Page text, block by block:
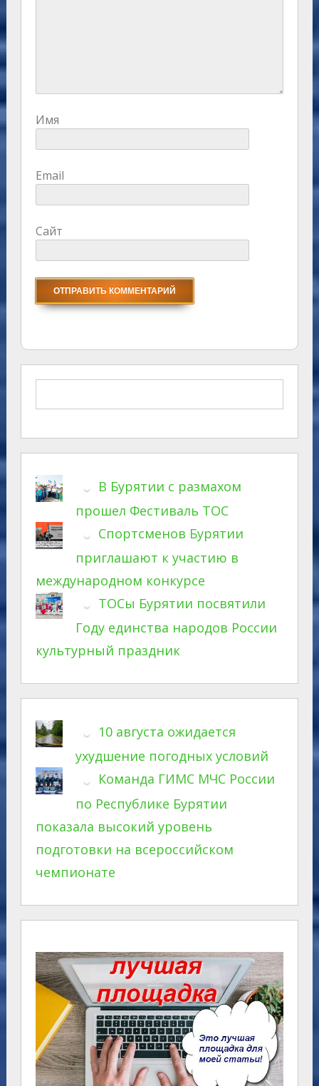
Имя
Email
Сайт
В Бурятии с размахом
прошел Фестиваль ТОС
Спортсменов Бурятии
приглашают к участию в
международном конкурсе
ТОСы Бурятии посвятили
Году единства народов России
культурный праздник
10 августа ожидается
ухудшение погодных условий
Команда ГИМС МЧС России
по Республике Бурятии
показала высокий уровень
подготовки на всероссийском
чемпионате